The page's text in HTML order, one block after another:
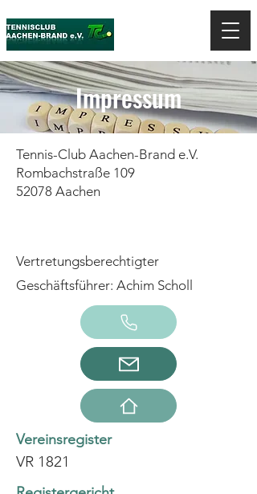
Impressum
Tennis-Club Aachen-Brand e.V.
Rombachstraße 109
52078 Aachen
Vertretungsberechtigter
Geschäftsführer: Achim Scholl
Vereinsregister
VR 1821